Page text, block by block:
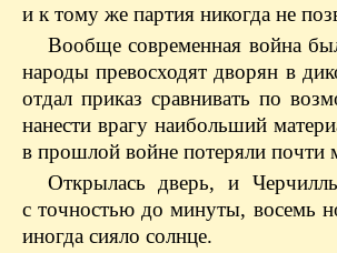
и к тому же партия никогда не
Вообще современная война
народы превосходят дворян в
отдал приказ сравнивать по
нанести врагу наибольший
в прошлой войне потеряли
Открылась дверь, и
с точностью до минуты, восемь
иногда сияло солнце.